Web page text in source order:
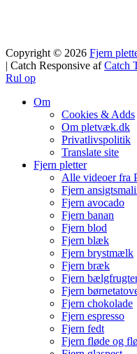
Copyright © 2026 Fjern
| Catch Responsive afCatch
Rul op
Om
Cookies & Adds
Om pletvæk.dk
Privatlivspolitik
Translate site
Fjern pletter
Alle videoer fra
Fjern
Fjern avocado
Fjern banan
Fjern blod
Fjern blæk
Fjern brystmælk
Fjern bræk
Fjern
Fjern
Fjern chokolade
Fjern espresso
Fjern fedt
Fjern fløde og